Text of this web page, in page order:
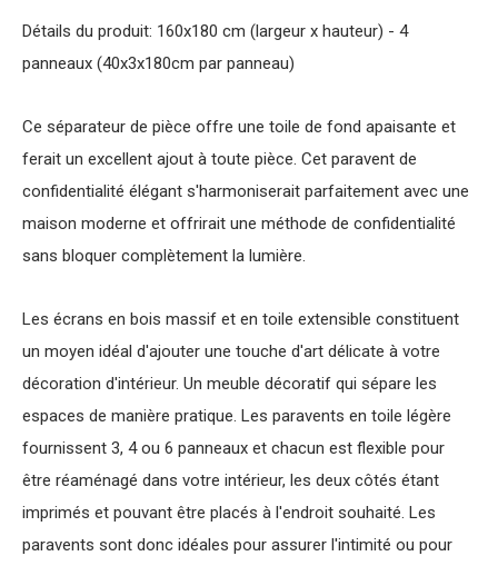
Détails du produit: 160x180 cm (largeur x hauteur) - 4
panneaux (40x3x180cm par panneau)
Ce séparateur de pièce offre une toile de fond apaisante et
ferait un excellent ajout à toute pièce. Cet paravent de
confidentialité élégant s'harmoniserait parfaitement avec une
maison moderne et offrirait une méthode de confidentialité
sans bloquer complètement la lumière.
Les écrans en bois massif et en toile extensible constituent
un moyen idéal d'ajouter une touche d'art délicate à votre
décoration d'intérieur. Un meuble décoratif qui sépare les
espaces de manière pratique. Les paravents en toile légère
fournissent 3, 4 ou 6 panneaux et chacun est flexible pour
être réaménagé dans votre intérieur, les deux côtés étant
imprimés et pouvant être placés à l'endroit souhaité. Les
paravents sont donc idéales pour assurer l'intimité ou pour